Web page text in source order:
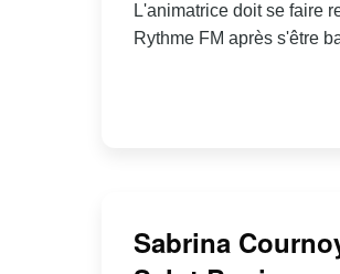
L'animatrice doit se faire
Rythme FM après s'être
Sabrina